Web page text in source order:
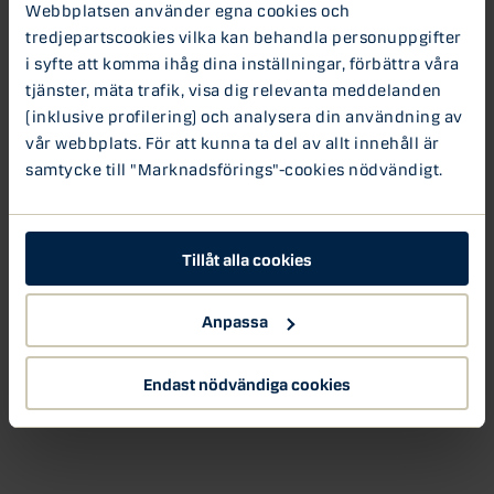
Webbplatsen använder egna cookies och
tredjepartscookies vilka kan behandla personuppgifter
i syfte att komma ihåg dina inställningar, förbättra våra
tjänster, mäta trafik, visa dig relevanta meddelanden
(inklusive profilering) och analysera din användning av
vår webbplats. För att kunna ta del av allt innehåll är
samtycke till "Marknadsförings"-cookies nödvändigt.
Tillåt alla cookies
Anpassa
Endast nödvändiga cookies
Kredithändelser är en podcast om det senaste på den
svenska och internationella kreditmarknaden. Podden
produceras av Danske Bank Kreditanalys i Sverige. Varje
avsnitt är ca 10 – 15 minuter.
Kredithändelser